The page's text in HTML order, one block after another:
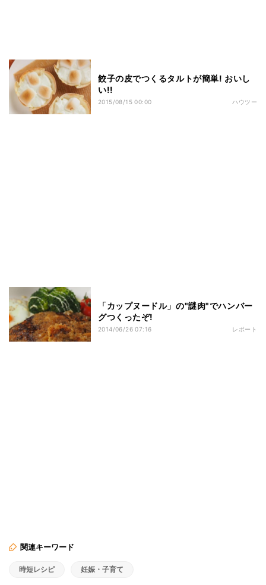
餃子の皮でつくるタルトが簡単! おいし
い!!
2015/08/15 00:00 ハウツー
「カップヌードル」の"謎肉"でハンバー
グつくったぞ!
2014/06/26 07:16 レポート
関連キーワード
時短レシピ 妊娠・子育て